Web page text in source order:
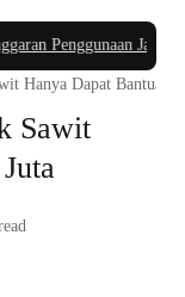
Penggunaan Jalur
Hanya Dapat Bantuan
Sawit